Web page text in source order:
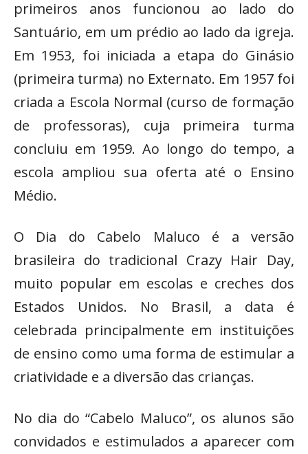
primeiros anos funcionou ao lado do
Santuário, em um prédio ao lado da igreja.
Em 1953, foi iniciada a etapa do Ginásio
(primeira turma) no Externato. Em 1957 foi
criada a Escola Normal (curso de formação
de professoras), cuja primeira turma
concluiu em 1959. Ao longo do tempo, a
escola ampliou sua oferta até o Ensino
Médio.
O Dia do Cabelo Maluco é a versão
brasileira do tradicional Crazy Hair Day,
muito popular em escolas e creches dos
Estados Unidos. No Brasil, a data é
celebrada principalmente em instituições
de ensino como uma forma de estimular a
criatividade e a diversão das crianças.
No dia do “Cabelo Maluco”, os alunos são
convidados e estimulados a aparecer com